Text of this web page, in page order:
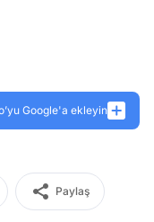
Google'a ekleyin
Paylaş